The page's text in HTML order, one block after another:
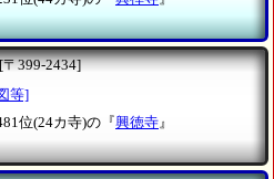
[〒399-2434]
等]
位(24カ寺)の『興徳寺』